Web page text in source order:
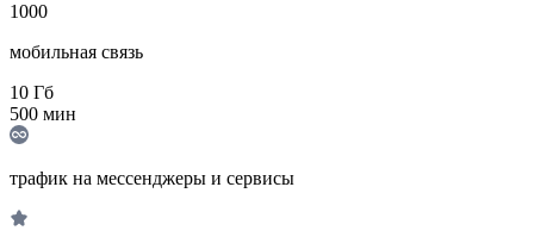
1000
мобильная связь
10 Гб
500 мин
трафик на мессенджеры и сервисы